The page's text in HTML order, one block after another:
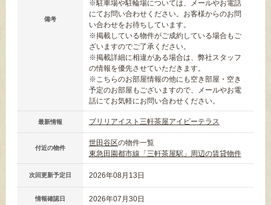
備考
※駐車場や駐輪場については、メールやお電話
にてお問い合わせください。お客様からのお問
い合わせをお待ちしています。
※掲載している物件がご成約している場合もご
ざいますのでご了承ください。
※掲載詳細に相違がある場合は、弊社スタッフ
の情報を優先させていただきます。
※こちらのお部屋情報の他にも空き部屋・空き
予定のお部屋もございますので、メールやお電
話にてお気軽にお問い合わせください。
最新情報 ブリリアイスト三軒茶屋アイビーテラス
付近の物件
世田谷区の物件一覧
東急田園都市線「三軒茶屋駅」周辺の賃貸物件
次回更新予定日 2026年08月13日
情報確認日 2026年07月30日